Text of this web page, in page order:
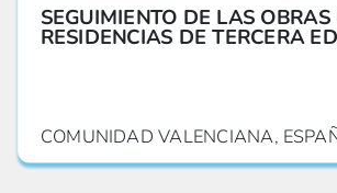
SEGUIMIENTO DE LAS
RESIDENCIAS DE TERCERA
COMUNIDAD VALENCIANA,